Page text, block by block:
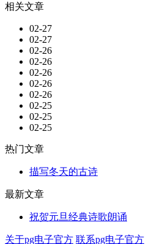
相关文章
02-27
02-27
02-26
02-26
02-26
02-26
02-26
02-25
02-25
02-25
热门文章
描写冬天的古诗
最新文章
祝贺元旦经典诗歌朗诵
关于pg电子官方 联系pg电子官方